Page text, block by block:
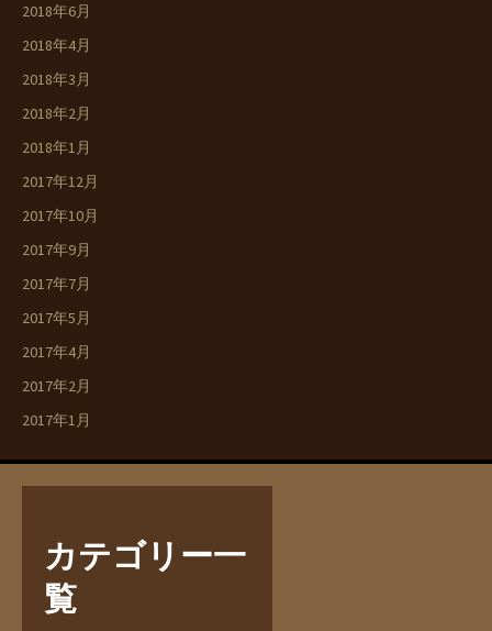
2018年6月
2018年4月
2018年3月
2018年2月
2018年1月
2017年12月
2017年10月
2017年9月
2017年7月
2017年5月
2017年4月
2017年2月
2017年1月
カテゴリー一
覧